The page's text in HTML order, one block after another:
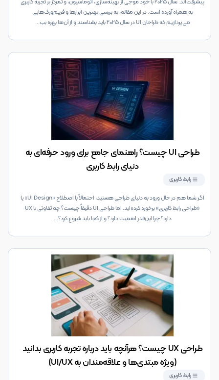
پیشرفت‌اند. سال ۲۰۲۵ با خود موجی از بهینه‌سازی، اتوماسیون، و تمرکز بر تجربه کاربری
به همراه آورده است. در این مقاله، به بررسی بهترین ابزارها و فریم‌ورک‌هایی
می‌پردازیم که طراحان UI در سال ۲۰۲۵ باید بشناسند و از آن‌ها بهره بب
...
طراحی UI چیست؟ راهنمای جامع برای ورود حرفه‌ای به
دنیای رابط کاربری
رابط کاربری
اگر شما هم در حال ورود به دنیای طراحی هستید، احتمالاً با اصطلاح «UI Design» یا
«طراحی رابط کاربری» برخورد کرده‌اید. اما طراحی UI دقیقاً چیست؟ چه تفاوتی با UX
دارد؟ چرا این‌قدر اهمیت دارد؟ و از کجا باید شروع کرد؟...
طراحی UX چیست؟ هرآنچه باید درباره تجربه کاربری بدانید
(ویژه مبتدی‌ها و علاقه‌مندان به UI/UX)
رابط کاربری